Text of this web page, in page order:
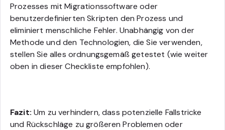
Prozesses mit Migrationssoftware oder
benutzerdefinierten Skripten den Prozess und
eliminiert menschliche Fehler. Unabhängig von der
Methode und den Technologien, die Sie verwenden,
stellen Sie alles ordnungsgemäß getestet (wie weiter
oben in dieser Checkliste empfohlen).
Fazit: Um zu verhindern, dass potenzielle Fallstricke
und Rückschläge zu größeren Problemen oder